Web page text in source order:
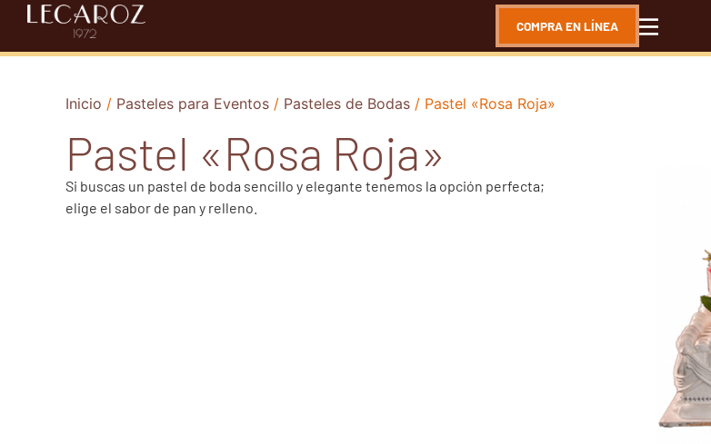
COMPRA EN LÍNEA
Inicio / Pasteles para Eventos / Pasteles de Bodas / Pastel «Rosa Roja»
Pastel «Rosa Roja»
Si buscas un pastel de boda sencillo y elegante tenemos la opción perfecta;
elige el sabor de pan y relleno.